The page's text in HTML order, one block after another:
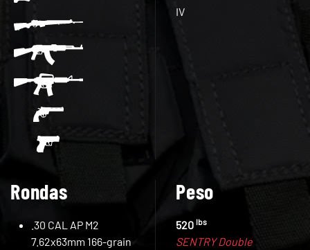
IV
Rondas
.30 CAL AP M2
7.62x63mm 166-grain
Peso
520 lbs
SENTRY Double